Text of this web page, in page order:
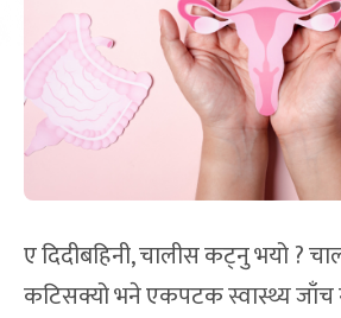
ए दिदीबहिनी, चालीस कट्नु भयो ?
कटिसक्यो भने एकपटक स्वास्थ्य जाँच